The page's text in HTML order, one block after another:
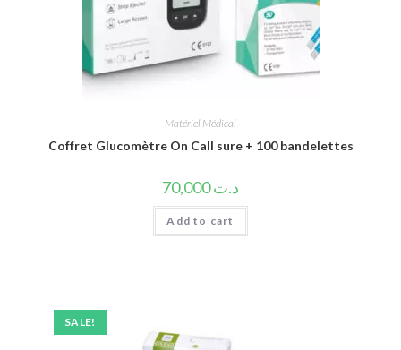
Matériel Médical
Coffret Glucomètre On Call sure + 100 bandelettes
د.ت70,000
Add to cart
SALE!